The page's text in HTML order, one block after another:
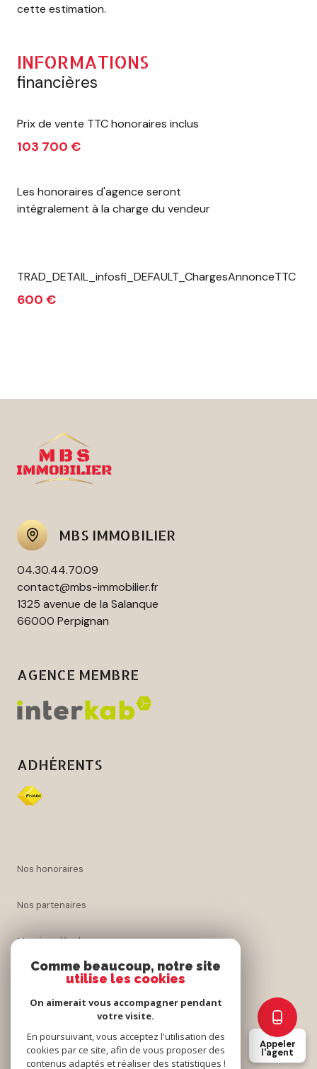
Appeler
l'agent
cette estimation.
INFORMATIONS
financières
Prix de vente TTC honoraires inclus
103 700 €
Les honoraires d'agence seront
intégralement à la charge du vendeur
TRAD_DETAIL_infosfi_DEFAULT_ChargesAnnonceTTC
600 €
MBS IMMOBILIER
04.30.44.70.09
contact@mbs-immobilier.fr
1325 avenue de la Salanque
66000 Perpignan
AGENCE MEMBRE
ADHÉRENTS
nos honoraires
nos partenaires
mentions légales
cookies
Comme beaucoup, notre site
utilise les cookies
On aimerait vous accompagner pendant
votre visite.
En poursuivant, vous acceptez l'utilisation des
cookies par ce site, afin de vous proposer des
contenus adaptés et réaliser des statistiques !